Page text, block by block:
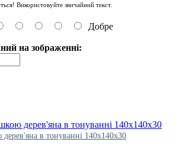
Використовуйте звичайний текст.
Добре
на зображенні:
в тонуванні 140х140х30